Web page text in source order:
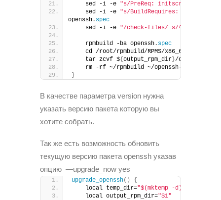
    sed -i -e
"s/PreReq: initscripts >=
    sed -i -e
"s/BuildRequires: openssl-
openssh. spec
    sed -i -e
"/check-files/ s/^#*/#/"
    rpmbuild -ba openssh.
spec
    cd /root/rpmbuild/RPMS/x86_64/
    tar zcvf $
{ output_rpm_dir }/openssh-$
    rm -rf ~/rpmbuild ~/openssh-$
}
В качестве параметра version нужна
указать версию пакета которую вы
хотите собрать.
Так же есть возможность обновить
текущую версию пакета openssh указав
опцию —upgrade_now yes
upgrade_openssh()
{
    local temp_dir=
"$(mktemp -d)"
    local output_rpm_dir=
"$1"